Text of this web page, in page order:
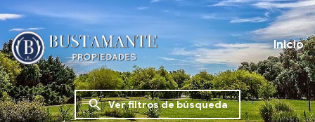
Inicio
search Ver filtros de búsqueda